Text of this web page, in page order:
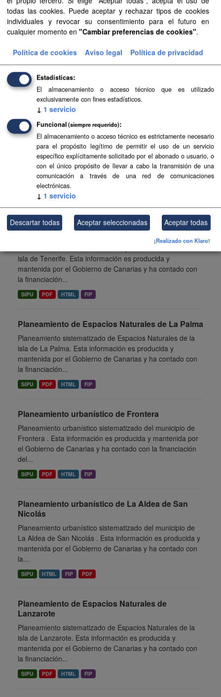
SIPU PDF HTML FIP
Planeamiento urbanístico sistematizado del municipio de
Gobierno de Canarias y ha contado con la financiación
del...
HTML
Planeamiento de Espacios Naturales de Gran
Canaria
Planeamiento sistematizado de Espacios Naturales de la
isla de Gran Canaria. Esta información es producida y
mantenida por el Gobierno de Canarias y ha contado con
Planeamiento de Espacios Naturales de Tenerife
isla de Tenerife. Esta información es producida y
mantenida por el Gobierno de Canarias y ha contado con
la financiación...
SIPU PDF HTML FIP
Planeamiento de Espacios Naturales de La Palma
Planeamiento sistematizado de Espacios Naturales de la
isla de La Palma. Esta información es producida y
mantenida por el Gobierno de Canarias y ha contado con
la financiación...
SIPU PDF HTML FIP
Planeamiento urbanístico de Frontera
Planeamiento urbanístico sistematizado del municipio de
Frontera . Esta información es producida y mantenida por
el Gobierno de Canarias y ha contado con la financiación
del...
SIPU PDF HTML FIP
Planeamiento urbanístico de La Aldea de San
Nicolás
Planeamiento urbanístico sistematizado del municipio de
La Aldea de San Nicolás . Esta información es producida y
mantenida por el Gobierno de Canarias y ha contado con
la...
SIPU HTML FIP PDF
Planeamiento de Espacios Naturales de
Lanzarote
Planeamiento sistematizado de Espacios Naturales de la
isla de Lanzarote. Esta información es producida y
mantenida por el Gobierno de Canarias y ha contado con
la financiación...
SIPU PDF HTML FIP
todas las cookies. Puede aceptar y rechazar tipos de cookies
individuales y revocar su consentimiento para el futuro en
cualquier momento en "Cambiar preferencias de cookies".
Política de cookies Aviso legal Política de privacidad
Estadísticas
El almacenamiento o acceso técnico que es utilizado
exclusivamente con fines estadísticos.
↓ 1 servicio
Funcional (siempre requerido)
El almacenamiento o acceso técnico es estrictamente necesario
para el propósito legítimo de permitir el uso de un servicio
específico explícitamente solicitado por el abonado o usuario, o
con el único propósito de llevar a cabo la transmisión de una
comunicación a través de una red de comunicaciones
electrónicas.
↓ 1 servicio
Descartar todas Aceptar seleccionadas Aceptar todas
¡Realizado con Klaro!